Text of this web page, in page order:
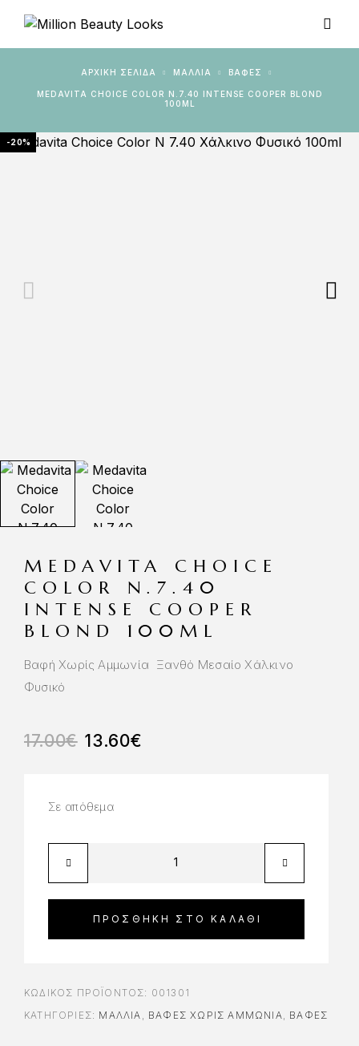
ΑΡΧΙΚΉ ΣΕΛΊΔΑ ΜΑΛΛΙΑ ΒΑΦΈΣ
MEDAVITA CHOICE COLOR N.7.40 INTENSE COOPER BLOND
100ML
-20%
MEDAVITA CHOICE
COLOR N.7.40
INTENSE COOPER
BLOND 100ML
Βαφή Χωρίς Αμμωνία Ξανθό Μεσαίο Χάλκινο
Φυσικό
17.00€ 13.60€
Σε απόθεμα
ΠΡΟΣΘΉΚΗ ΣΤΟ ΚΑΛΆΘΙ
ΚΩΔΙΚΌΣ ΠΡΟΪΌΝΤΟΣ: 001301
ΚΑΤΗΓΟΡΊΕΣ: ΜΑΛΛΙΑ ΒΑΦΈΣ ΧΩΡΊΣ ΑΜΜΩΝΊΑ ΒΑΦΈΣ